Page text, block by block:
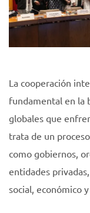
La cooperación
fundamental en la
globales que
trata de un
como gobiernos,
entidades
social, económico